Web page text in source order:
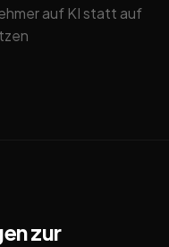
auf KI statt auf
zur